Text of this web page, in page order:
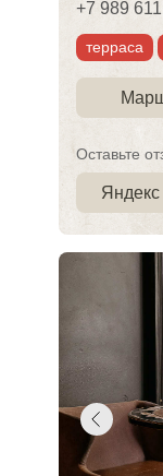
+7 989
терраса
Оставьте